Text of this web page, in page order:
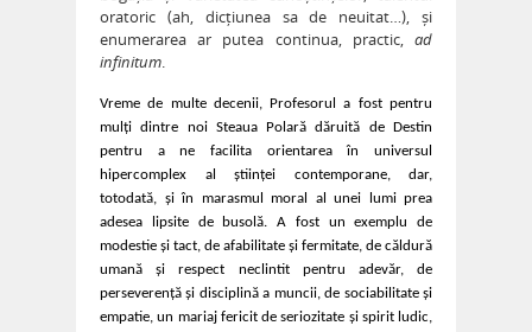
oratoric (ah, dicțiunea sa de neuitat…), și
enumerarea ar putea continua, practic,ad
infinitum.
Vreme de multe decenii, Profesorul a fost pentru
mulți dintre noi Steaua Polară dăruită de Destin
pentru a ne facilita orientarea în universul
hipercomplex al științei contemporane, dar,
totodată, și în marasmul moral al unei lumi prea
adesea lipsite de busolă. A fost un exemplu de
modestie și tact, de afabilitate și fermitate, de căldură
umană și respect neclintit pentru adevăr, de
perseverență și disciplină a muncii, de sociabilitate și
empatie, un mariaj fericit de seriozitate și spirit ludic,